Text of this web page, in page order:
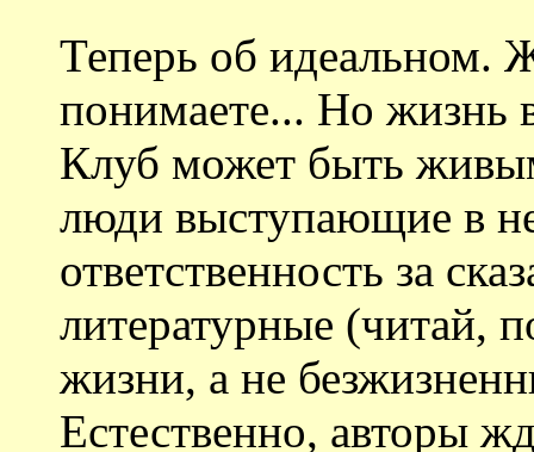
Теперь об идеальном.
понимаете... Но жизнь
Клуб может быть
люди выступающие в
ответственность за
литературные (читай,
жизни, а не
Естественно, авторы